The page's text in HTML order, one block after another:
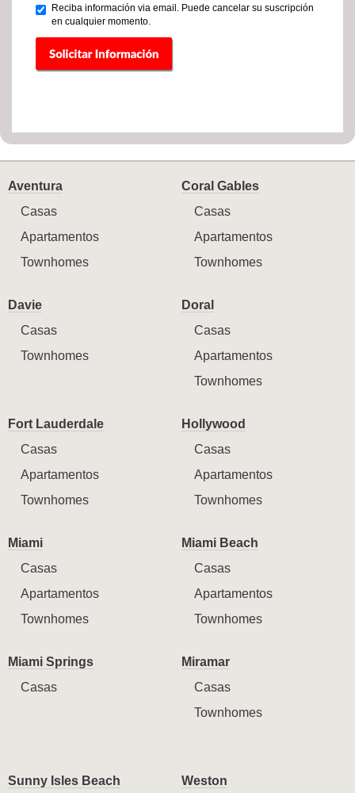
Reciba información via email. Puede cancelar su suscripción
en cualquier momento.
Aventura
Casas
Apartamentos
Townhomes
Coral Gables
Casas
Apartamentos
Townhomes
Davie
Casas
Townhomes
Doral
Casas
Apartamentos
Townhomes
Fort Lauderdale
Casas
Apartamentos
Townhomes
Hollywood
Casas
Apartamentos
Townhomes
Miami
Casas
Apartamentos
Townhomes
Miami Beach
Casas
Apartamentos
Townhomes
Miami Springs
Casas
Miramar
Casas
Townhomes
Sunny Isles Beach
Weston